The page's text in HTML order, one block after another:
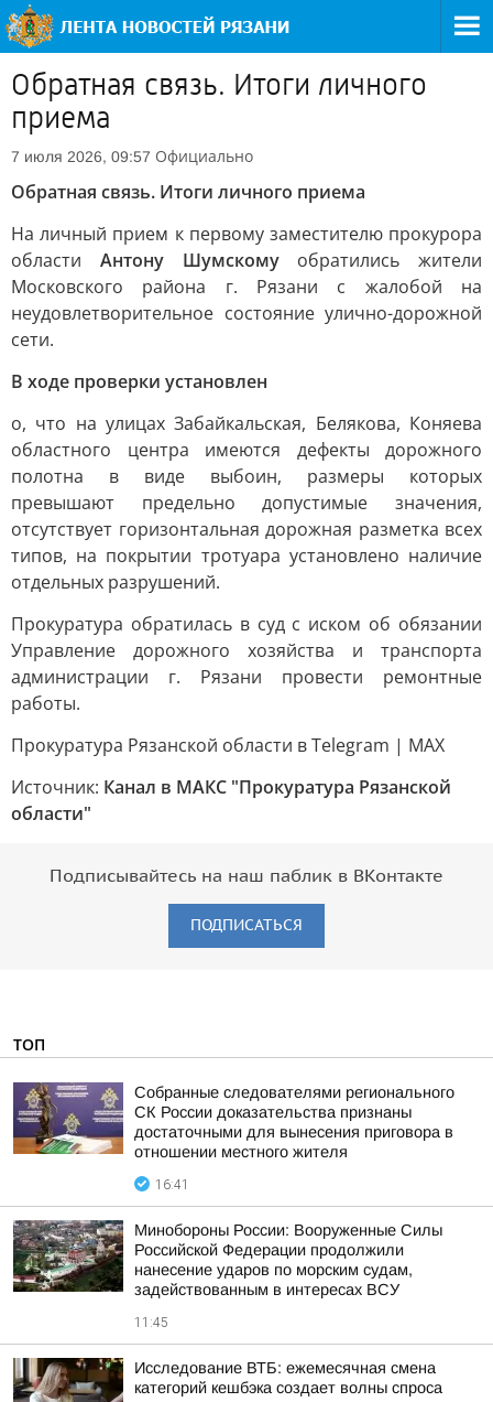
Обратная связь. Итоги личного
приема
7 июля 2026, 09:57 Официально
Обратная связь. Итоги личного приема
На личный прием к первому заместителю прокурора
области Антону Шумскомуобратились жители
Московского района г. Рязани с жалобой на
неудовлетворительное состояние улично-дорожной
сети.
В ходе проверки установлен
о, что на улицах Забайкальская, Белякова, Коняева
областного центра имеются дефекты дорожного
полотна в виде выбоин, размеры которых
превышают предельно допустимые значения,
отсутствует горизонтальная дорожная разметка всех
типов, на покрытии тротуара установлено наличие
отдельных разрушений.
Прокуратура обратилась в суд с иском об обязании
Управление дорожного хозяйства и транспорта
администрации г. Рязани провести ремонтные
работы.
Прокуратура Рязанской области в Telegram | MAX
Источник: Канал в МАКС "Прокуратура Рязанской
области"
Подписывайтесь на наш паблик в ВКонтакте
ПОДПИСАТЬСЯ
ТОП
Собранные следователями регионального
СК России доказательства признаны
достаточными для вынесения приговора в
отношении местного жителя
16:41
Минобороны России: Вооруженные Силы
Российской Федерации продолжили
нанесение ударов по морским судам,
задействованным в интересах ВСУ
11:45
Исследование ВТБ: ежемесячная смена
категорий кешбэка создает волны спроса